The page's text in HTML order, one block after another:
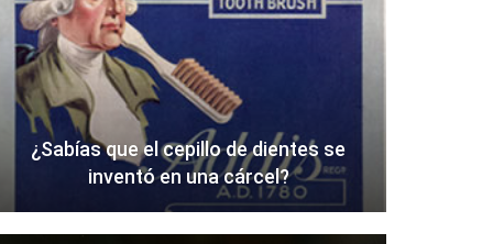
¿Sabías que el cepillo de dientes se
inventó en una cárcel?